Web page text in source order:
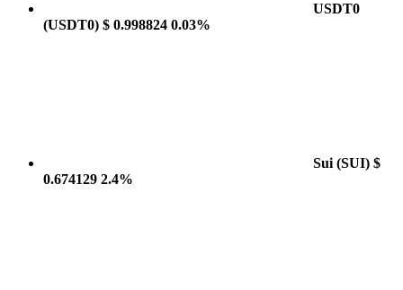
USDT0
(USDT0) $ 0.998824 0.03%
Sui (SUI) $
0.674129 2.4%